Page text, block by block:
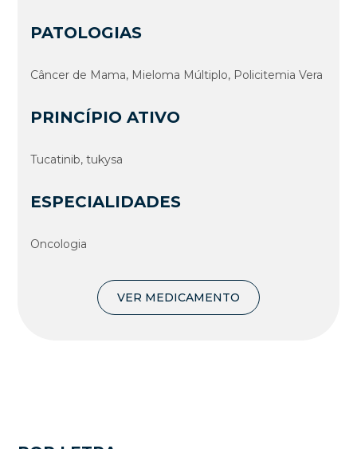
PATOLOGIAS
Câncer de Mama, Mieloma Múltiplo, Policitemia Vera
PRINCÍPIO ATIVO
Tucatinib, tukysa
ESPECIALIDADES
Oncologia
VER MEDICAMENTO